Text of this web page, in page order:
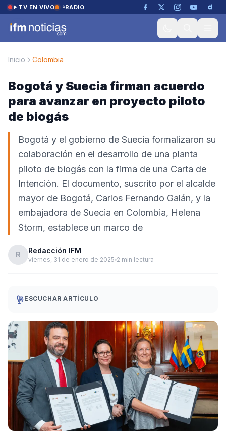
Saltar al contenido
TV EN VIVO RADIO
Inicio Colombia
Bogotá y Suecia firman acuerdo
para avanzar en proyecto piloto
de biogás
Bogotá y el gobierno de Suecia formalizaron su
colaboración en el desarrollo de una planta
piloto de biogás con la firma de una Carta de
Intención. El documento, suscrito por el alcalde
mayor de Bogotá, Carlos Fernando Galán, y la
embajadora de Suecia en Colombia, Helena
Storm, establece un marco de
R Redacción IFM
viernes, 31 de enero de 2025 2 min lectura
ESCUCHAR ARTÍCULO